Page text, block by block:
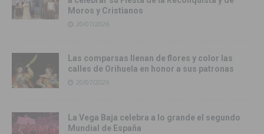
Moros y Cristianos
20/07/2026
Las comparsas llenan de flores y color las
calles de Orihuela en honor a sus patronas
20/07/2026
La Vega Baja celebra a lo grande el segundo
Mundial de España